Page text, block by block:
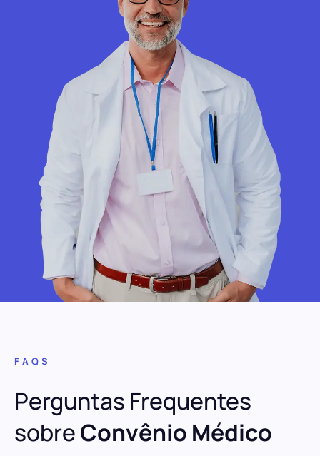
FAQS
Perguntas Frequentes
sobreConvênio Médico